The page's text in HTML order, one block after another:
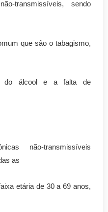
transmissíveis, sendo
que são o tabagismo,
do álcool e a falta de
não-transmissíveis
as
etária de 30 a 69 anos,